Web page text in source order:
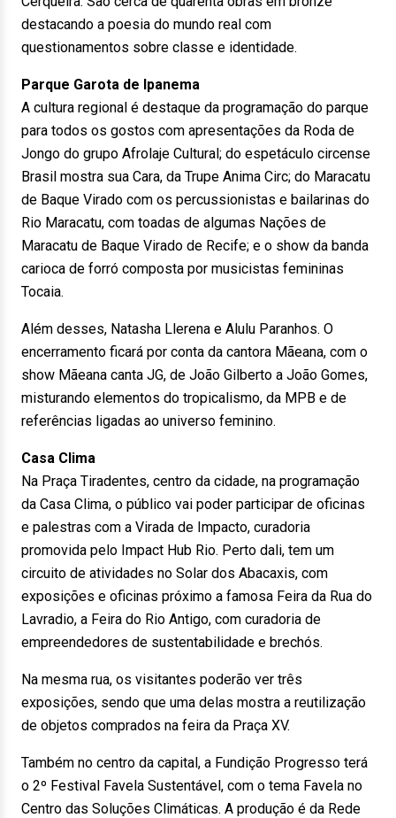
destacando a poesia do mundo real com
questionamentos sobre classe e identidade.
Parque Garota de Ipanema
A cultura regional é destaque da programação do parque
para todos os gostos com apresentações da Roda de
Jongo do grupo Afrolaje Cultural; do espetáculo circense
Brasil mostra sua Cara, da Trupe Anima Circ; do Maracatu
de Baque Virado com os percussionistas e bailarinas do
Rio Maracatu, com toadas de algumas Nações de
Maracatu de Baque Virado de Recife; e o show da banda
carioca de forró composta por musicistas femininas
Tocaia.
Além desses, Natasha Llerena e Alulu Paranhos. O
encerramento ficará por conta da cantora Mãeana, com o
show Mãeana canta JG, de João Gilberto a João Gomes,
misturando elementos do tropicalismo, da MPB e de
referências ligadas ao universo feminino.
Casa Clima
Na Praça Tiradentes, centro da cidade, na programação
da Casa Clima, o público vai poder participar de oficinas
e palestras com a Virada de Impacto, curadoria
promovida pelo Impact Hub Rio. Perto dali, tem um
circuito de atividades no Solar dos Abacaxis, com
exposições e oficinas próximo a famosa Feira da Rua do
Lavradio, a Feira do Rio Antigo, com curadoria de
empreendedores de sustentabilidade e brechós.
Na mesma rua, os visitantes poderão ver três
exposições, sendo que uma delas mostra a reutilização
de objetos comprados na feira da Praça XV.
Também no centro da capital, a Fundição Progresso terá
o 2º Festival Favela Sustentável, com o tema Favela no
Centro das Soluções Climáticas. A produção é da Rede